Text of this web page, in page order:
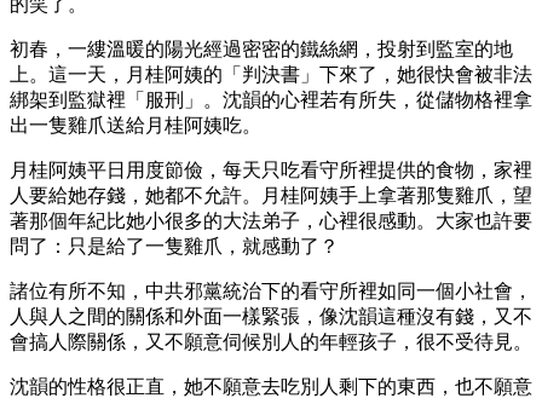
初春，一縷溫暖的陽光經過密密的鐵絲網，投射到監室的地
上。這一天，月桂阿姨的「判決書」下來了，她很快會被非法
綁架到監獄裡「服刑」。沈韻的心裡若有所失，從儲物格裡拿
出一隻雞爪送給月桂阿姨吃。
月桂阿姨平日用度節儉，每天只吃看守所裡提供的食物，家裡
人要給她存錢，她都不允許。月桂阿姨手上拿著那隻雞爪，望
著那個年紀比她小很多的大法弟子，心裡很感動。大家也許要
問了：只是給了一隻雞爪，就感動了？
諸位有所不知，中共邪黨統治下的看守所裡如同一個小社會，
人與人之間的關係和外面一樣緊張，像沈韻這種沒有錢，又不
會搞人際關係，又不願意伺候別人的年輕孩子，很不受待見。
沈韻的性格很正直，她不願意去吃別人剩下的東西，也不願意